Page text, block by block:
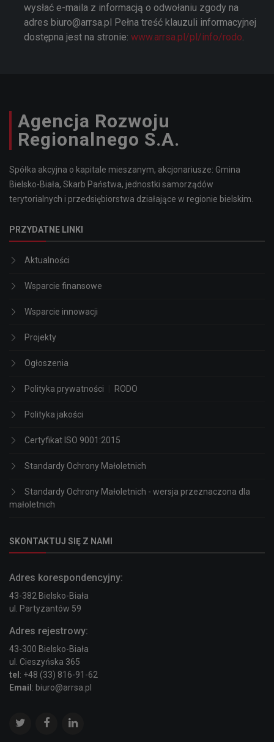
wysłać e-maila z informacją o odwołaniu zgody na
adres biuro@arrsa.pl Pełna treść klauzuli informacyjnej
dostępna jest na stronie: www.arrsa.pl/pl/info/rodo.
Agencja Rozwoju
Regionalnego S.A.
Spółka akcyjna o kapitale mieszanym, akcjonariusze: Gmina
Bielsko-Biała, Skarb Państwa, jednostki samorządów
terytorialnych i przedsiębiorstwa działające w regionie bielskim.
PRZYDATNE LINKI
Aktualności
Wsparcie finansowe
Wsparcie innowacji
Projekty
Ogłoszenia
Polityka prywatności RODO
Polityka jakości
Certyfikat ISO 9001:2015
Standardy Ochrony Małoletnich
Standardy Ochrony Małoletnich - wersja przeznaczona dla
małoletnich
SKONTAKTUJ SIĘ Z NAMI
Adres korespondencyjny:
43-382 Bielsko-Biała
ul. Partyzantów 59
Adres rejestrowy:
43-300 Bielsko-Biała
ul. Cieszyńska 365
tel : +48 (33) 816-91-62
Email : biuro@arrsa.pl